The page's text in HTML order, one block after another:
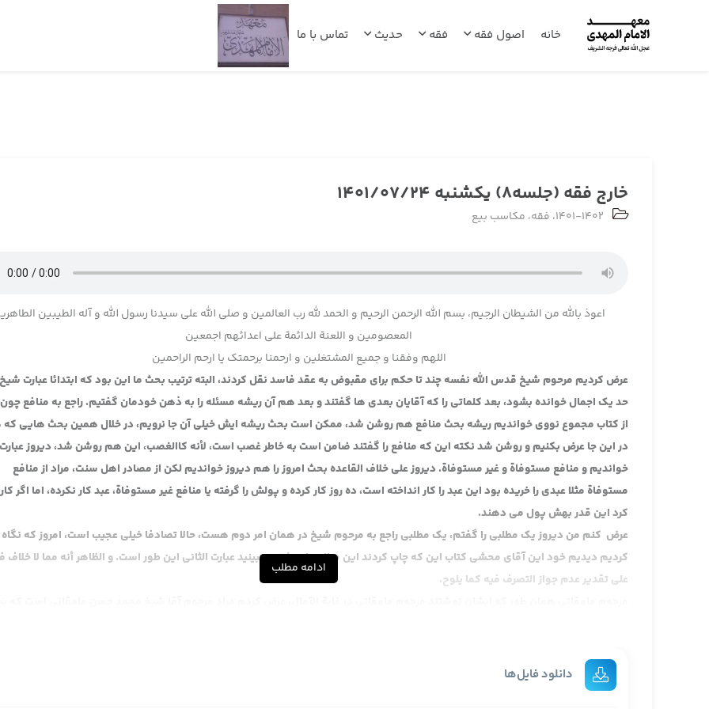
خانه اصول فقه فقه حدیث تماس با ما
خارج فقه (جلسه8) یکشنبه 1401/07/24
1401-1402، فقه، مکاسب بیع
اعوذ بالله من الشیطان الرجیم، بسم الله الرحمن الرحیم و الحمد لله رب العالمین و صلی الله علی سیدنا رسول الله و آله الطیبین
المعصومین و اللعنة الدائمة علی اعدائهم اجمعین
اللهم وفقنا و جمیع المشتغلین و ارحمنا برحمتک یا ارحم الراحمین
عرض کردیم مرحوم شیخ قدس الله نفسه چند تا حکم برای مقبوض به عقد فاسد نقل کردند، البته ترتیب بحث ما این بود که ابتدائا عبارت شیخ
حد یک اجمال خوانده بشود، بعد کلماتی را که آقایان بعدی ها گفتند و بعد هم آن ریشه مسئله را به ذهن خودمان گفتیم. راجع به منافع
از کتاب مجموع نووی خواندیم ریشه بحث منافع هم روشن شد، ممکن است بحث ریشه ایش خیلی آن جا نرویم، در خلال همین بحث هایی
در این جا عرض بکنیم و روشن شد نکته این که منافع را گفتند ضامن است به خاطر غصب است، لأنه کاالغصب، این هم روشن شد، دیروز عبارت
خواندیم و منافع مستوفاة و غیر مستوفاة. دیروز علی خلاف القاعده بحث امروز را هم دیروز خواندیم لکن از مصادر اهل سنت، مراد از منافع
مستوفاة مثلا عبدی را خریده بود این عبد را کار انداخته است، ده روز کار کرده و پولش را گرفته یا منافع غیر مستوفاة، عبد کار نکرده، اما اگر
کرد این قدر بهش پول می دهند.
عرض کنم من دیروز یک مطلبی را گفتم، یک مطلبی راجع به مرحوم شیخ در همان امر دوم هست، حالا تصادفا خیلی عجیب است، امروز که
کردیم دیدیم خود این آقای محشی کتاب این که چاپ کردند این مطلب را نوشتند. ببینید عبارت الثانی این طور است. و الظاهر أنه مما لا خلاف
علی تقدیر عدم جواز التصرف فیه کما یلوح.
می آید. حالا دیگه راجع به آن به کتاب مجع الفائده برگردیم، گفتم یک نکته ای را راجع به عبارت بگویم ضمیر یلوح را، بعد دیدم خود این آقا
چون نوشته دیگه حالا خیلی نمی خواهم. نوشته عائدٌ إلی عدم جواز التصرف لا إلی نفی الخلاف، بله این مطلب را مرحوم مامقانی نوشته لکن
ادامه مطلب
دانلود فایل‌ها